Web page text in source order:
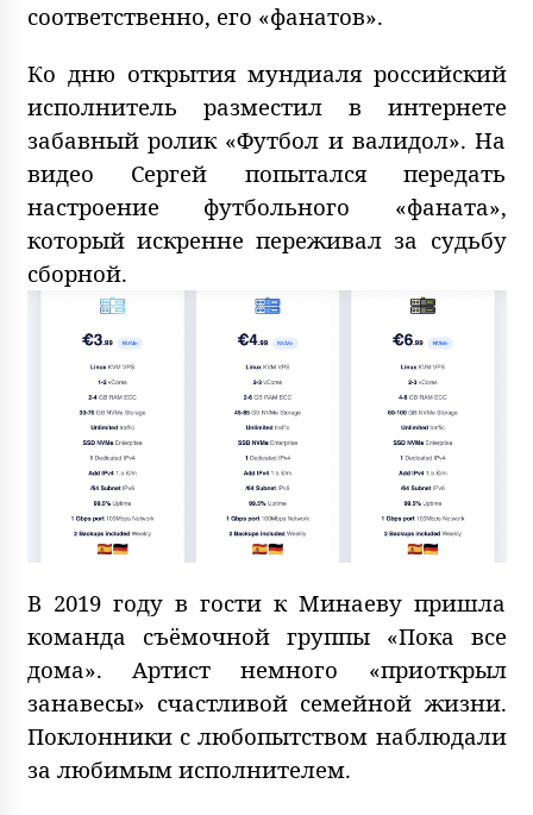
соответственно, его «фанатов».
Ко дню открытия мундиаля российский
исполнитель разместил в интернете
забавный ролик «Футбол и валидол». На
видео Сергей попытался передать
настроение футбольного «фаната»,
который искренне переживал за судьбу
сборной.
В 2019 году в гости к Минаеву пришла
команда съёмочной группы «Пока все
дома». Артист немного «приоткрыл
занавесы» счастливой семейной жизни.
Поклонники с любопытством наблюдали
за любимым исполнителем.